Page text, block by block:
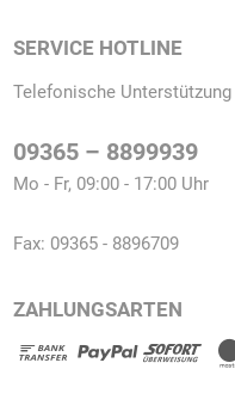
SERVICE HOTLINE
Telefonische
09365 – 8899939
Mo - Fr, 09:00 - 17:00 Uhr
Fax: 09365 - 8896709
ZAHLUNGSARTEN